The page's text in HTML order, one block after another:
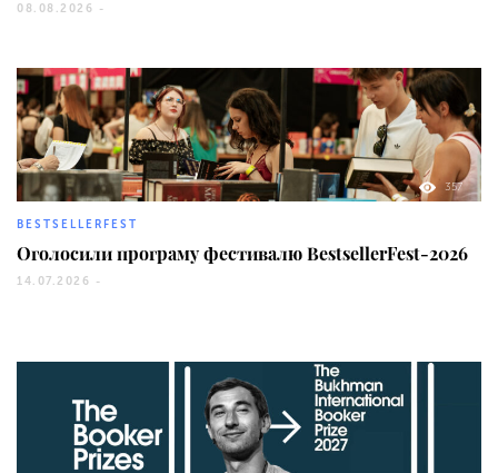
08.08.2026 -
357
BESTSELLERFEST
Оголосили програму фестивалю BestsellerFest-2026
14.07.2026 -